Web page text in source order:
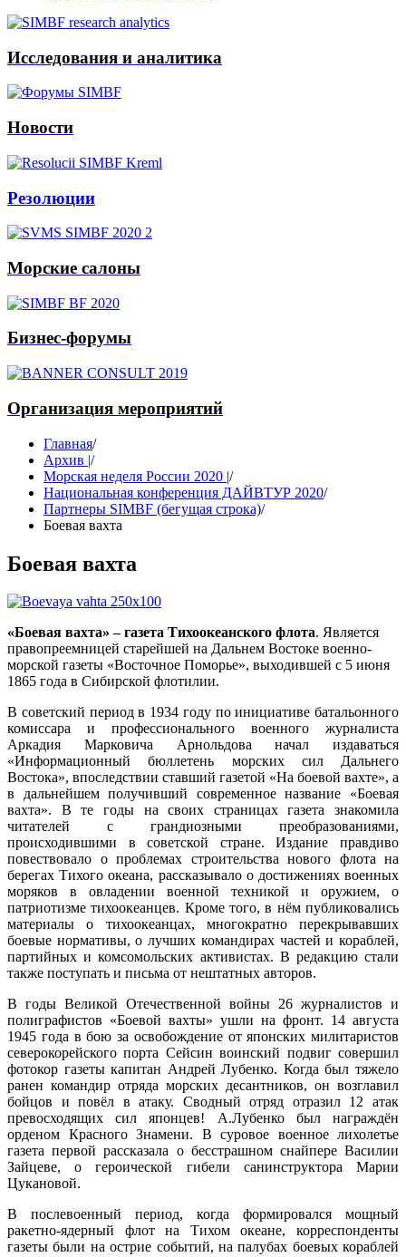
Исследования и аналитика
Новости
Резолюции
Морские салоны
Бизнес-форумы
Организация мероприятий
Главная/
Архив |/
Морская неделя России 2020 |/
Национальная конференция ДАЙВТУР 2020/
Партнеры SIMBF (бегущая строка)/
Боевая вахта
Боевая вахта
«Боевая вахта» – газета Тихоокеанского флота. Является
правопреемницей старейшей на Дальнем Востоке военно-
морской газеты «Восточное Поморье», выходившей с 5 июня
1865 года в Сибирской флотилии.
В советский период в 1934 году по инициативе батальонного
комиссара и профессионального военного журналиста
Аркадия Марковича Арнольдова начал издаваться
«Информационный бюллетень морских сил Дальнего
Востока», впоследствии ставший газетой «На боевой вахте», а
в дальнейшем получивший современное название «Боевая
вахта». В те годы на своих страницах газета знакомила
читателей с грандиозными преобразованиями,
происходившими в советской стране. Издание правдиво
повествовало о проблемах строительства нового флота на
берегах Тихого океана, рассказывало о достижениях военных
моряков в овладении военной техникой и оружием, о
патриотизме тихоокеанцев. Кроме того, в нём публиковались
материалы о тихоокеанцах, многократно перекрывавших
боевые нормативы, о лучших командирах частей и кораблей,
партийных и комсомольских активистах. В редакцию стали
также поступать и письма от нештатных авторов.
В годы Великой Отечественной войны 26 журналистов и
полиграфистов «Боевой вахты» ушли на фронт. 14 августа
1945 года в бою за освобождение от японских милитаристов
северокорейского порта Сейсин воинский подвиг совершил
фотокор газеты капитан Андрей Лубенко. Когда был тяжело
ранен командир отряда морских десантников, он возглавил
бойцов и повёл в атаку. Сводный отряд отразил 12 атак
превосходящих сил японцев! А.Лубенко был награждён
орденом Красного Знамени. В суровое военное лихолетье
газета первой рассказала о бесстрашном снайпере Василии
Зайцеве, о героической гибели санинструктора Марии
Цукановой.
В послевоенный период, когда формировался мощный
ракетно-ядерный флот на Тихом океане, корреспонденты
газеты были на острие событий, на палубах боевых кораблей